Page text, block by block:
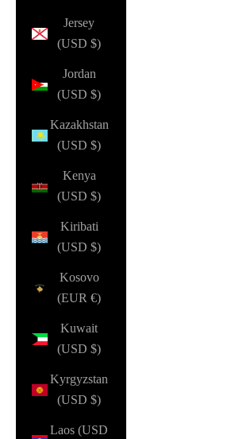
Jersey
(USD $)
Jordan
(USD $)
Kazakhstan
(USD $)
Kenya
(USD $)
Kiribati
(USD $)
Kosovo
(EUR €)
Kuwait
(USD $)
Kyrgyzstan
(USD $)
Laos (USD